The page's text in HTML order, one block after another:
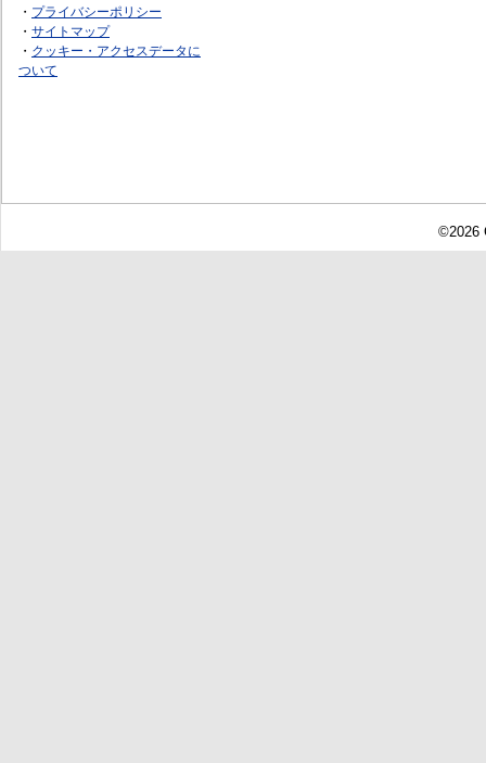
・ プライバシーポリシー
・ サイトマップ
・ クッキー・アクセスデータに
ついて
©2026